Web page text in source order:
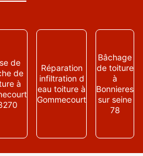
de
de
à
Réparation
infiltration d
eau toiture à
Gommecourt
Bâchage
de toiture
à
Bonnieres
sur seine
78